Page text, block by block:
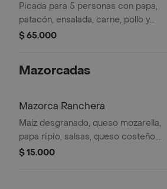
Picada para 5 personas con papa,
patacón, ensalada, carne, pollo y
costillas BBQ. Incluye chorizo, arepas
$ 65.000
Mazorcadas
Mazorca Ranchera
Maíz desgranado, queso mozarella,
papa ripio, salsas, queso costeño,
salchicha ranchera
$ 15.000